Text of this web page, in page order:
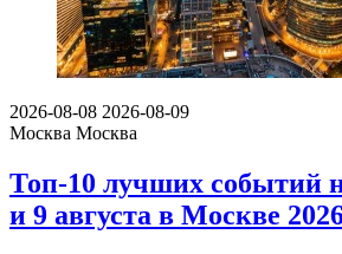
2026-08-08 2026-08-09
Москва Москва
Топ-10 лучших событий
и 9 августа в Москве